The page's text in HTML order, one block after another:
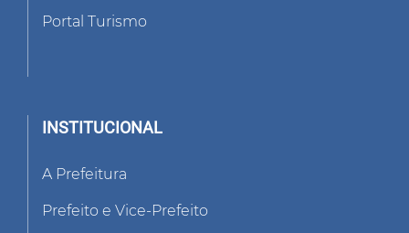
Portal Turismo
INSTITUCIONAL
A Prefeitura
Prefeito e Vice-Prefeito